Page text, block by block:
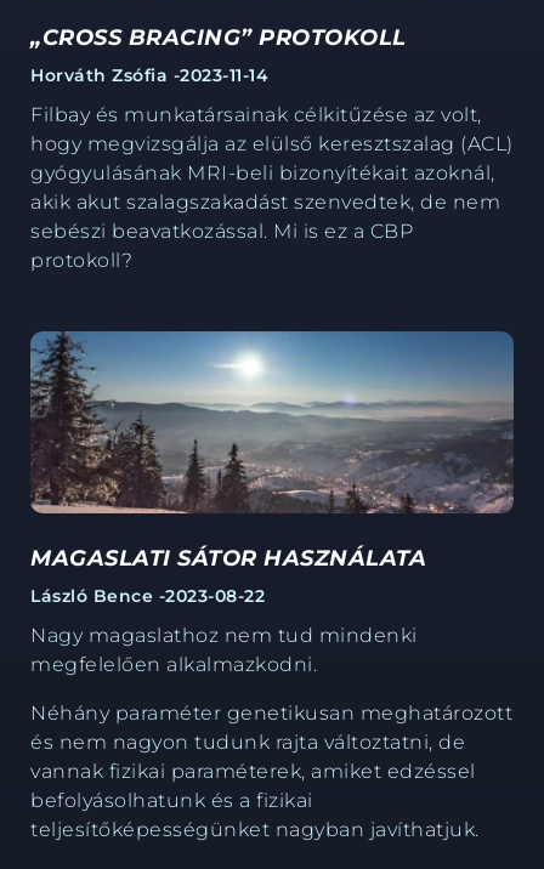
„CROSS BRACING” PROTOKOLL
Horváth Zsófia -2023-11-14
Filbay és munkatársainak célkitűzése az volt,
hogy megvizsgálja az elülső keresztszalag (ACL)
gyógyulásának MRI-beli bizonyítékait azoknál,
akik akut szalagszakadást szenvedtek, de nem
sebészi beavatkozással. Mi is ez a CBP
protokoll?
MAGASLATI SÁTOR HASZNÁLATA
László Bence -2023-08-22
Nagy magaslathoz nem tud mindenki
megfelelően alkalmazkodni.
Néhány paraméter genetikusan meghatározott
és nem nagyon tudunk rajta változtatni, de
vannak fizikai paraméterek, amiket edzéssel
befolyásolhatunk és a fizikai
teljesítőképességünket nagyban javíthatjuk.